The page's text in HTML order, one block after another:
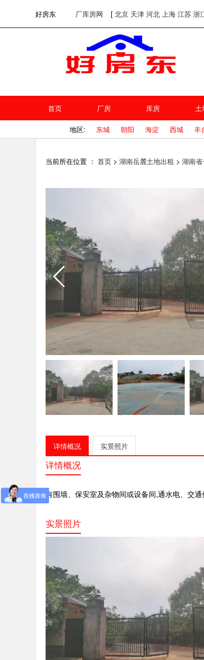
好房东 厂库房网 [ 北京 天津 河北 上海 江苏 浙
欢迎访问好房东！网站首页
首页 厂房 库房 土
地区: 东城 朝阳 海淀 西城 丰
当前所在位置 ： 首页 > 湖南岳麓土地出租 > 湖南
详情概况 实景照片
详情概况
有围墙、保安室及杂物间或设备间,通水电、交
实景照片